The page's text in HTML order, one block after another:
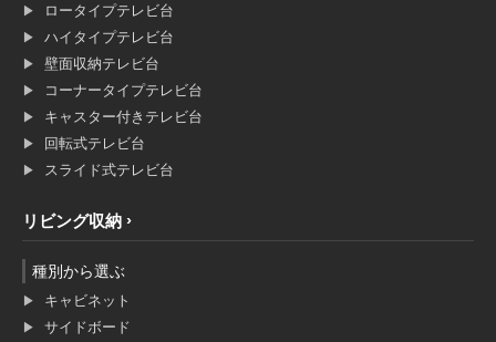
ロータイプテレビ台
ハイタイプテレビ台
壁面収納テレビ台
コーナータイプテレビ台
キャスター付きテレビ台
回転式テレビ台
スライド式テレビ台
リビング収納
種別から選ぶ
キャビネット
サイドボード